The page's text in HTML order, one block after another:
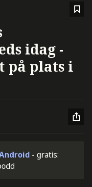
idag -
på plats i
- gratis: